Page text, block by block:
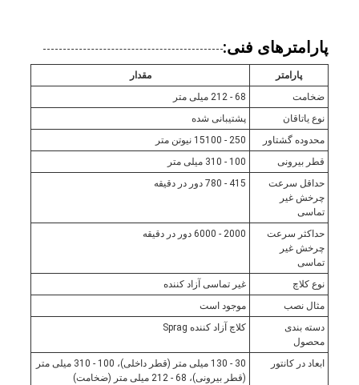
پارامترهای فنی:
پارامتر
مقدار
ضخامت
68 - 212 میلی متر
نوع یاتاقان
پشتیبانی شده
محدوده گشتاور
250 - 15100 نیوتن متر
قطر بیرونی
100 - 310 میلی متر
حداقل سرعت
چرخش غیر
تماسی
415 - 780 دور در دقیقه
حداکثر سرعت
چرخش غیر
تماسی
2000 - 6000 دور در دقیقه
نوع کلاچ
غیر تماسی آزاد کننده
مثال نصب
موجود است
دسته بندی
محصول
کلاچ آزاد کننده Sprag
ابعاد در کانتور
30 - 130 میلی متر (قطر داخلی)، 100 - 310 میلی متر
(قطر بیرونی)، 68 - 212 میلی متر (ضخامت)